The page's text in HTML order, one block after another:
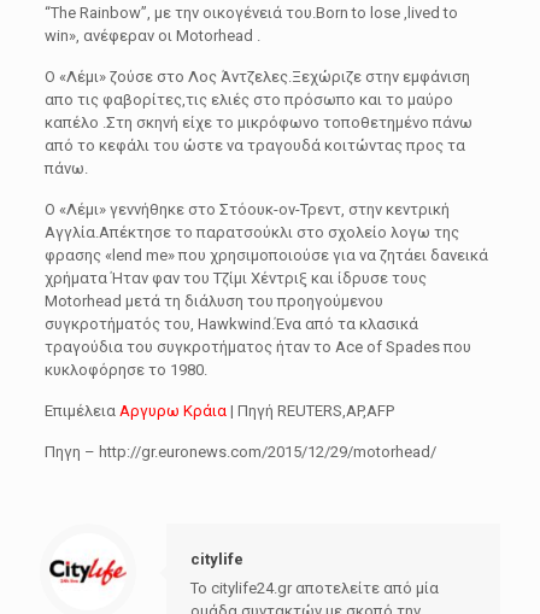
“The Rainbow”, με την οικογένειά του.Born to lose ,lived to
win», ανέφεραν οι Motorhead .
Ο «Λέμι» ζούσε στο Λος Άντζελες.Ξεχώριζε στην εμφάνιση
απο τις φαβορίτες,τις ελιές στο πρόσωπο και το μαύρο
καπέλο .Στη σκηνή είχε το μικρόφωνο τοποθετημένο πάνω
από το κεφάλι του ώστε να τραγουδά κοιτώντας προς τα
πάνω.
Ο «Λέμι» γεννήθηκε στο Στόουκ-ον-Τρεντ, στην κεντρική
Αγγλία.Απέκτησε το παρατσούκλι στο σχολείο λογω της
φρασης «lend me» που χρησιμοποιούσε για να ζητάει δανεικά
χρήματα Ήταν φαν του Τζίμι Χέντριξ και ίδρυσε τους
Motorhead μετά τη διάλυση του προηγούμενου
συγκροτήματός του, Hawkwind.Ένα από τα κλασικά
τραγούδια του συγκροτήματος ήταν το Ace of Spades που
κυκλοφόρησε το 1980.
Επιμέλεια Αργυρω Κράια | Πηγή REUTERS,AP,AFP
Πηγη – http://gr.euronews.com/2015/12/29/motorhead/
citylife
Το citylife24.gr αποτελείτε από μία